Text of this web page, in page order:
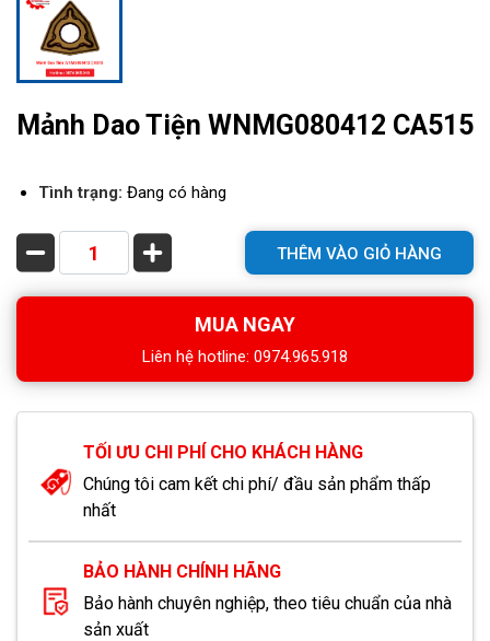
Mảnh Dao Tiện WNMG080412 CA515
Tình trạng: Đang có hàng
THÊM VÀO GIỎ HÀNG
MUA NGAY
Liên hệ hotline: 0974.965.918
TỐI ƯU CHI PHÍ CHO KHÁCH HÀNG
Chúng tôi cam kết chi phí/ đầu sản phẩm thấp
nhất
BẢO HÀNH CHÍNH HÃNG
Bảo hành chuyên nghiệp, theo tiêu chuẩn của nhà
sản xuất